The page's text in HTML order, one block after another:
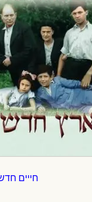
חייים